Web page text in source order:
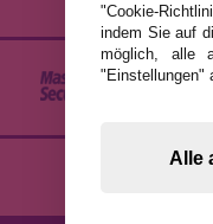
"Cookie-
indem Sie auf
möglich, alle
"Einstellungen"
Alle